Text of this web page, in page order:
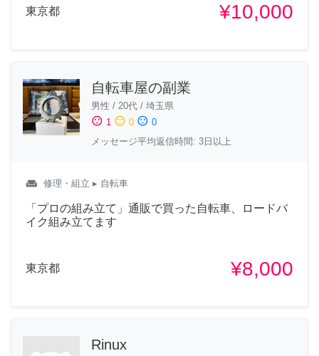
東京都 ¥10,000
自転車屋の副業
男性 / 20代 / 埼玉県
sentiment_satisfied 1 sentiment_neutral 0 sentiment_dissatisfied 0
メッセージ平均返信時間: 3日以上
weekend 修理・組立 ▸ 自転車
「プロの組み立て」通販で買った自転車、ロードバ
イク組み立てます
東京都 ¥8,000
Rinux